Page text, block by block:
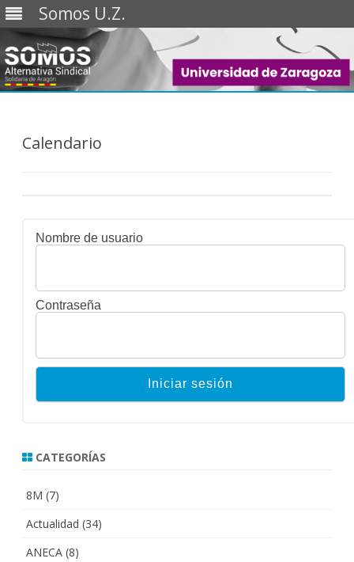
Somos U.Z.
Saltar
Calendario
Nombre de usuario
Contraseña
CATEGORÍAS
8M (7)
Actualidad (34)
ANECA (8)